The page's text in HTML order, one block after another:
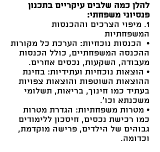
להלן כמה שלבים עיקריים בתכנון
פנסיוני משפחתי:
1. מיפוי הצרכים וההכנסות
המשפחתיות
• הכנסות נוכחיות: הערכת כל מקורות
ההכנסה המשפחתיים, כולל הכנסות
מעבודה, השקעות, נכסים אחרים.
• הוצאות נוכחיות ועתידיות: בחינת
ההוצאות השוטפות והוצאות צפויות
בעתיד כמו חינוך, בריאות, תשלומי
משכנתא וכו'.
• מטרות משפחתיות: הגדרת מטרות
כמו רכישת נכסים, חיסכון ללימודים
גבוהים של הילדים, פרישה מוקדמת,
וכדומה.